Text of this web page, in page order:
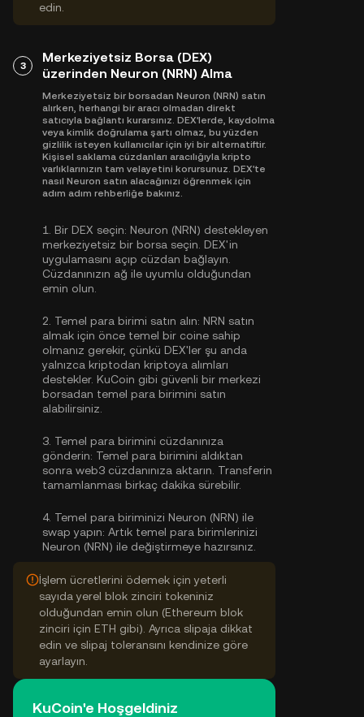
edin.
3
Merkeziyetsiz Borsa (DEX)
üzerinden Neuron (NRN) Alma
Merkeziyetsiz bir borsadan Neuron (NRN) satın
alırken, herhangi bir aracı olmadan direkt
satıcıyla bağlantı kurarsınız. DEX'lerde, kaydolma
veya kimlik doğrulama şartı olmaz, bu yüzden
gizlilik isteyen kullanıcılar için iyi bir alternatiftir.
Kişisel saklama cüzdanları aracılığıyla kripto
varlıklarınızın tam velayetini korursunuz. DEX'te
nasıl Neuron satın alacağınızı öğrenmek için
adım adım rehberliğe bakınız.
1. Bir DEX seçin: Neuron (NRN) destekleyen
merkeziyetsiz bir borsa seçin. DEX'in
uygulamasını açıp cüzdan bağlayın.
Cüzdanınızın ağ ile uyumlu olduğundan
emin olun.
2. Temel para birimi satın alın: NRN satın
almak için önce temel bir coine sahip
olmanız gerekir, çünkü DEX'ler şu anda
yalnızca kriptodan kriptoya alımları
destekler. KuCoin gibi güvenli bir merkezi
borsadan temel para birimini satın
alabilirsiniz
3. Temel para birimini cüzdanınıza
gönderin: Temel para birimini aldıktan
sonra web3 cüzdanınıza aktarın. Transferin
tamamlanması birkaç dakika sürebilir.
4. Temel para biriminizi Neuron (NRN) ile
swap yapın: Artık temel para birimlerinizi
Neuron (NRN) ile değiştirmeye hazırsınız.
İşlem ücretlerini ödemek için yeterli
sayıda yerel blok zinciri tokeniniz
olduğundan emin olun (Ethereum blok
zinciri için ETH gibi). Ayrıca slipaja dikkat
edin ve slipaj toleransını kendinize göre
ayarlayın.
KuCoin'e Hoşgeldiniz